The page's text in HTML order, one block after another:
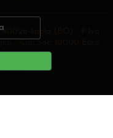
Imola (BO) - P.Iva
WEB